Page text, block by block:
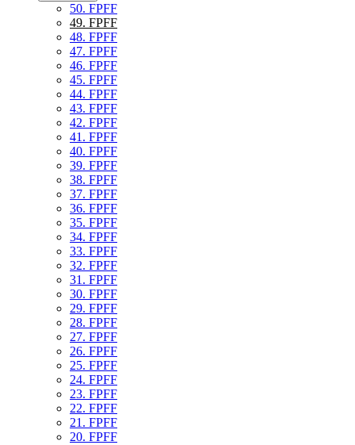
50. FPFF
49. FPFF
48. FPFF
47. FPFF
46. FPFF
45. FPFF
44. FPFF
43. FPFF
42. FPFF
41. FPFF
40. FPFF
39. FPFF
38. FPFF
37. FPFF
36. FPFF
35. FPFF
34. FPFF
33. FPFF
32. FPFF
31. FPFF
30. FPFF
29. FPFF
28. FPFF
27. FPFF
26. FPFF
25. FPFF
24. FPFF
23. FPFF
22. FPFF
21. FPFF
20. FPFF